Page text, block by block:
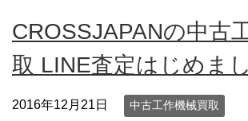
CROSSJAPANの中古
取 LINE査定はじめま
2016年12月21日 中古工作機械買取